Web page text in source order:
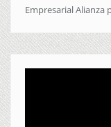
Empresarial Alianza